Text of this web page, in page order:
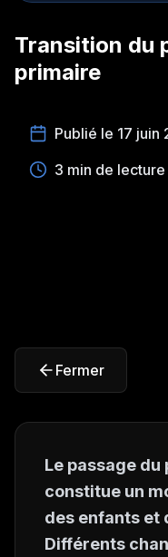
Transition du
primaire
Publié le 17 juin
3 min de lecture
Fermer
Le passage
constitue un
des enfants et
Différents